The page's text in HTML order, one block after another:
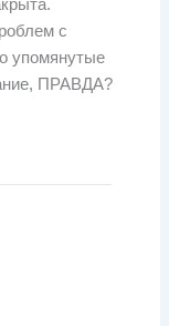
с
упомянутые
ПРАВДА?